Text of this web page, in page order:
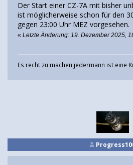
Der Start einer CZ-7A mit bisher
ist möglicherweise schon für den
gegen 23:00 Uhr MEZ vorgesehen.
« Letzte Änderung: 19. Dezember 2025,
Es recht zu machen jedermann ist eine